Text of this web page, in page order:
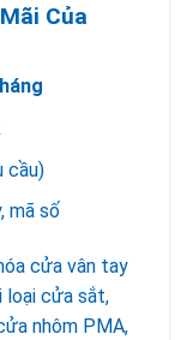
Của
cầu)
mã số
cửa vân tay
loại cửa sắt,
nhôm PMA,